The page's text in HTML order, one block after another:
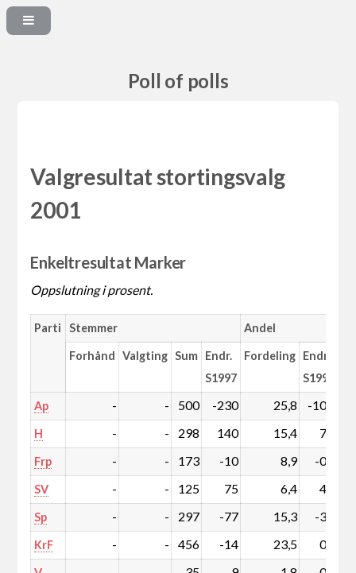
Poll of polls
Valgresultat stortingsvalg
2001
Enkeltresultat Marker
Oppslutning i prosent.
Parti Stemmer Andel
Forhånd Valgting Sum Endr.
S1997
Fordeling Endr.
S1997
Ap - - 500 -230 25,8 -10,4
H - - 298 140 15,4 7,5
Frp - - 173 -10 8,9 -0,1
SV - - 125 75 6,4 4,0
Sp - - 297 -77 15,3 -3,2
KrF - - 456 -14 23,5 0,2